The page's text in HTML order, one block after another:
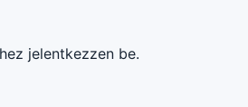
jelentkezzen be.